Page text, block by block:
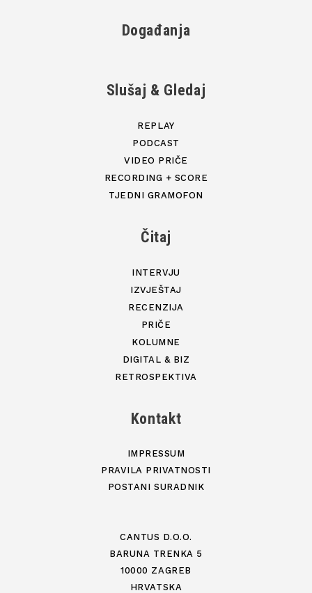
Događanja
Slušaj & Gledaj
REPLAY
PODCAST
VIDEO PRIČE
RECORDING + SCORE
TJEDNI GRAMOFON
Čitaj
INTERVJU
IZVJEŠTAJ
RECENZIJA
PRIČE
KOLUMNE
DIGITAL & BIZ
RETROSPEKTIVA
Kontakt
IMPRESSUM
PRAVILA PRIVATNOSTI
POSTANI SURADNIK
CANTUS D.O.O.
BARUNA TRENKA 5
10000 ZAGREB
HRVATSKA